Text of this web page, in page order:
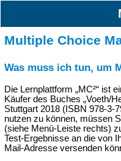
Multiple Choice
Was muss ich tun, um
Die Lernplattform „MC²“ ist
Käufer des Buches „Voeth/
Stuttgart 2018 (ISBN 978-3-
nutzen zu können, müssen
(siehe Menü-Leiste rechts)
Test-Ergebnisse an die von
Mail-Adresse versenden